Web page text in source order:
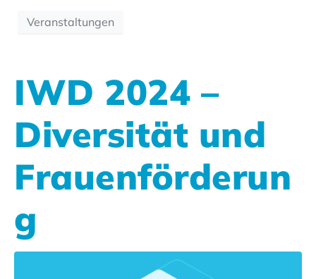
Veranstaltungen
IWD 2024 –
Diversität und
Frauenförderun
g